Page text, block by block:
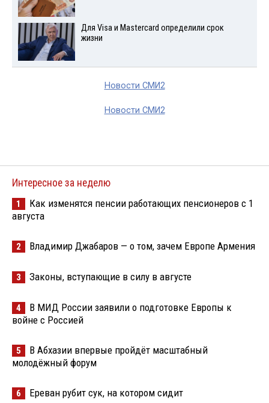
Для Visа и Mastercard определили срок
жизни
Новости СМИ2
Новости СМИ2
Интересное за неделю
1
Как изменятся пенсии работающих пенсионеров с 1
августа
2 Владимир Джабаров — о том, зачем Европе Армения
3 Законы, вступающие в силу в августе
4
В МИД России заявили о подготовке Европы к
войне с Россией
5
В Абхазии впервые пройдёт масштабный
молодёжный форум
6 Ереван рубит сук, на котором сидит